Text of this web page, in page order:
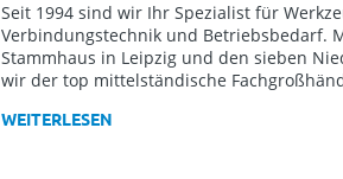
Seit 1994 sind wir Ihr Spezialist für
Verbindungstechnik und Betriebsbedarf.
Stammhaus in Leipzig und den sieben
wir der top mittelständische
WEITERLESEN